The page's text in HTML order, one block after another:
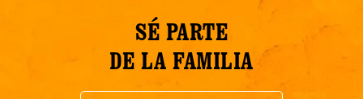
SÉ PARTE
DE LA FAMILIA